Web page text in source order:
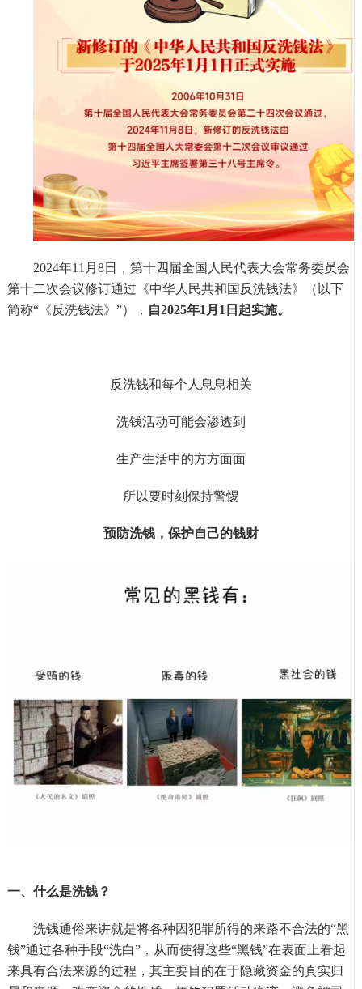
2024年11月8日，第十四届全国人民代表大会常务委员会
第十二次会议修订通过《中华人民共和国反洗钱法》（以下
简称“《反洗钱法》”）， 自2025年1月1日起实施。
反洗钱和每个人息息相关
洗钱活动可能会渗透到
生产生活中的方方面面
所以要时刻保持警惕
预防洗钱，保护自己的钱财
一、什么是洗钱？
洗钱通俗来讲就是将各种因犯罪所得的来路不合法的“黑
钱”通过各种手段“洗白”，从而使得这些“黑钱”在表面上看起
来具有合法来源的过程，其主要目的在于隐藏资金的真实归